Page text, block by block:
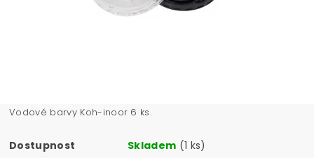
Vodové barvy Koh-inoor 6 ks.
Dostupnost Skladem (1 ks)